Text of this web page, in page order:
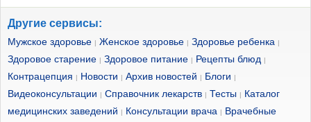
Другие сервисы:
Мужское здоровье | Женское здоровье | Здоровье ребенка |
Здоровое старение | Здоровое питание | Рецепты блюд |
Контрацепция | Новости | Архив новостей | Блоги |
Видеоконсультации | Справочник лекарств | Тесты | Каталог
медицинских заведений | Консультации врача | Врачебные